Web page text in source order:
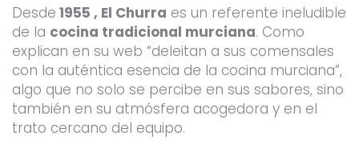
f
Desde 1955 , El Churra es un referente ineludible
de la cocina tradicional murciana. Como
explican en su web “deleitan a sus comensales
con la auténtica esencia de la cocina murciana”,
algo que no solo se percibe en sus sabores, sino
también en su atmósfera acogedora y en el
trato cercano del equipo.